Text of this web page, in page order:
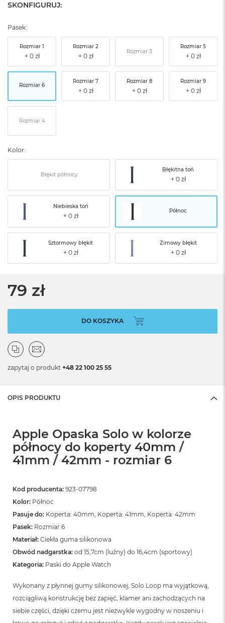
SKONFIGURUJ:
Pasek:
Rozmiar 1 Rozmiar 2
Rozmiar 3
Rozmiar 5
Rozmiar 6
Rozmiar 7 Rozmiar 8 Rozmiar 9
Rozmiar 4
Kolor:
Błękit północy
Błękitna toń
Niebieska toń
Północ
Sztormowy błękit Zimowy błękit
79 zł
DO KOSZYKA
zapytaj o produkt +48 22 100 25 55
OPIS PRODUKTU
Apple Opaska Solo w kolorze
północy do koperty 40mm /
41mm / 42mm - rozmiar 6
Kod producenta: 923-07798
Kolor: Północ
Pasuje do: Koperta: 40mm, Koperta: 41mm, Koperta: 42mm
Pasek: Rozmiar 6
Materiał: Ciekła guma silikonowa
Obwód nadgarstka: od 15,7cm (luźny) do 16,4cm (sportowy)
Kategoria: Paski do Apple Watch
Wykonany z płynnej gumy silikonowej, Solo Loop ma wyjątkową,
rozciągliwą konstrukcję bez zapięć, klamer ani zachodzących na
siebie części, dzięki czemu jest niezwykle wygodny w noszeniu i